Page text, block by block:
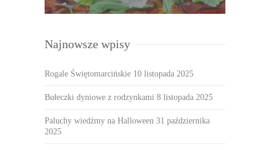
Najnowsze wpisy
Rogale Świętomarcińskie 10 listopada 2025
Bułeczki dyniowe z rodzynkami 8 listopada 2025
Paluchy wiedźmy na Halloween 31 października
2025